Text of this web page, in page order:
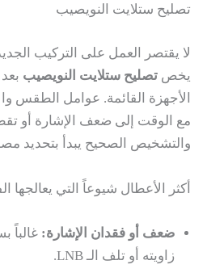
تصليح ستلايت النويصيب
لا يقتصر العمل على التركيب
يخص تصليح ستلايت النويصيب
الأجهزة القائمة. عوامل الطقس
مع الوقت إلى ضعف الإشارة أو
والتشخيص الصحيح يبدأ بتحديد
أكثر الأعطال شيوعاً التي يعالجها
ضعف أو فقدان الإشارة: غالباً
زاويته أو تلف الـ LNB.